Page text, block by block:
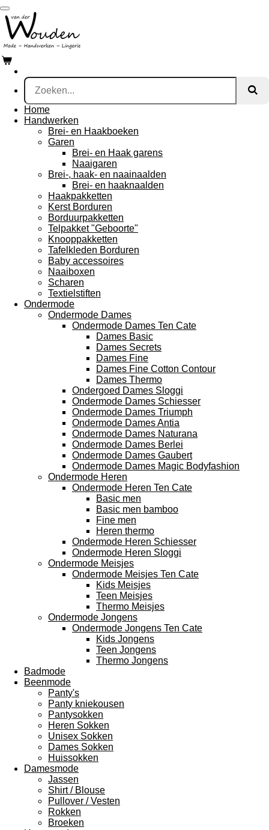
Ga
direct
naar
de
Home
Handwerken
Brei- en Haakboeken
Garen
Brei- en Haak garens
Naaigaren
Brei-, haak- en naainaalden
Brei- en haaknaalden
Haakpakketten
Kerst Borduren
Borduurpakketten
Telpakket "Geboorte"
Knooppakketten
Tafelkleden Borduren
Baby accessoires
Naaiboxen
Scharen
Textielstiften
Ondermode
Ondermode Dames
Ondermode Dames Ten Cate
Dames Basic
Dames Secrets
Dames Fine
Dames Fine Cotton Contour
Dames Thermo
Ondergoed Dames Sloggi
Ondermode Dames Schiesser
Ondermode Dames Triumph
Ondermode Dames Antia
Ondermode Dames Naturana
Ondermode Dames Berlei
Ondermode Dames Gaubert
Ondermode Dames Magic Bodyfashion
Ondermode Heren
Ondermode Heren Ten Cate
Basic men
Basic men bamboo
Fine men
Heren thermo
Ondermode Heren Schiesser
Ondermode Heren Sloggi
Ondermode Meisjes
Ondermode Meisjes Ten Cate
Kids Meisjes
Teen Meisjes
Thermo Meisjes
Ondermode Jongens
Ondermode Jongens Ten Cate
Kids Jongens
Teen Jongens
Thermo Jongens
Badmode
Beenmode
Panty's
Panty kniekousen
Pantysokken
Heren Sokken
Unisex Sokken
Dames Sokken
Huissokken
Damesmode
Jassen
Shirt / Blouse
Pullover / Vesten
Rokken
Broeken